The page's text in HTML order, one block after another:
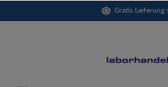
Gratis Lieferung